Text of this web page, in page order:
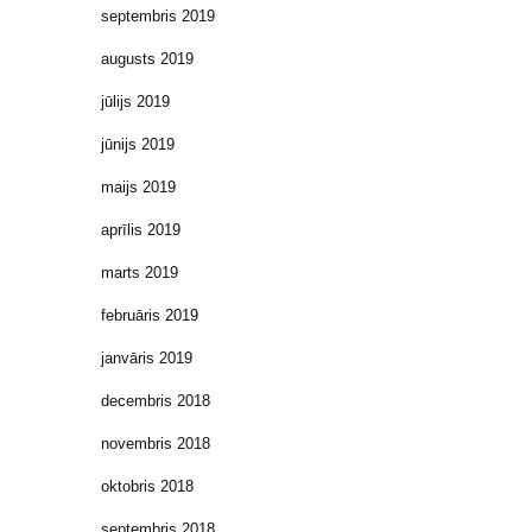
septembris 2019
augusts 2019
jūlijs 2019
jūnijs 2019
maijs 2019
aprīlis 2019
marts 2019
februāris 2019
janvāris 2019
decembris 2018
novembris 2018
oktobris 2018